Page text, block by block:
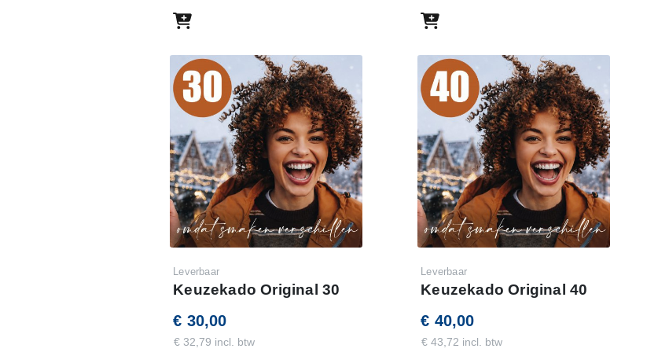
Leverbaar
Keuzekado Original 30
€ 30,00
€ 32,79 incl. btw
Leverbaar
Keuzekado Original 40
€ 40,00
€ 43,72 incl. btw